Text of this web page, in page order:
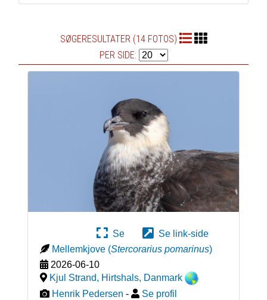
SØGERESULTATER (14 FOTOS)
PER SIDE:
Se
Se link-side
Mellemkjove (Stercorarius pomarinus)
2026-06-10
Kjul Strand, Hirtshals, Danmark
Henrik Pedersen - Se profil